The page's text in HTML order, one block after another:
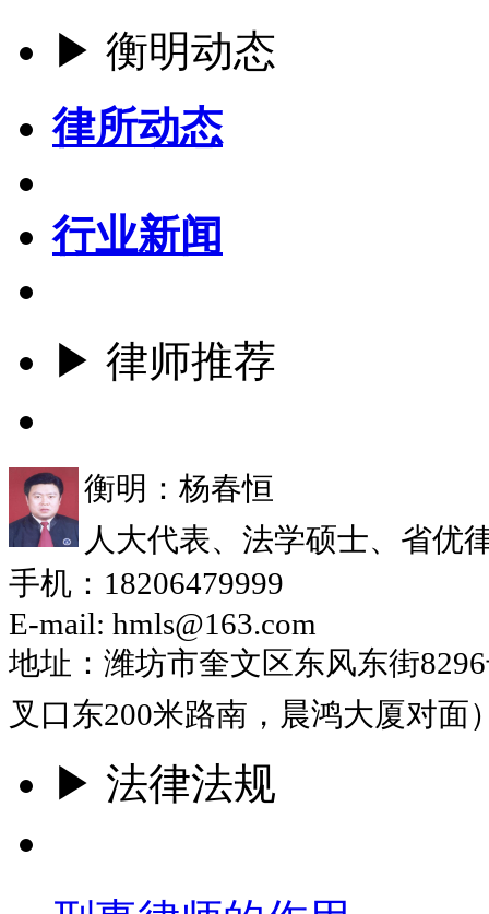
▶ 衡明动态
律所动态
行业新闻
▶ 律师推荐
衡明：杨春恒
人大代表、法学硕士、省优
手机：18206479999
E-mail: hmls@163.com
地址：潍坊市奎文区东风东街
叉口东200米路南，晨鸿大厦对面
▶ 法律法规